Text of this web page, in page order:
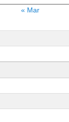
« Mar